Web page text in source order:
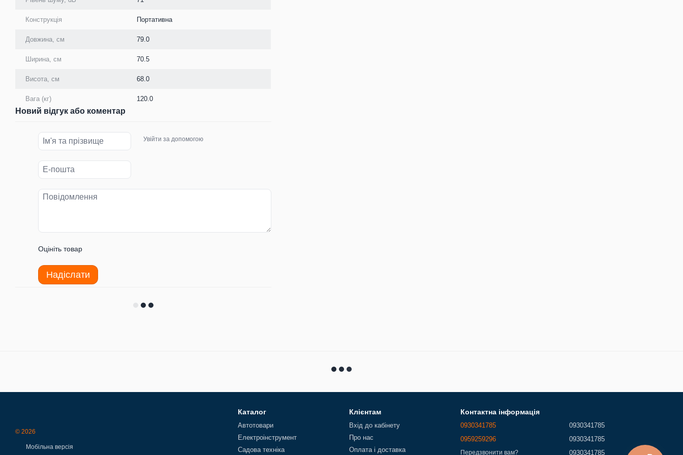
Конструкція Портативна
Довжина, см 79.0
Ширина, см 70.5
Висота, см 68.0
Вага (кг) 120.0
Новий відгук або коментар
Увійти за допомогою
Оцініть товар
Надіслати
© 2026
Мобільна версія
Каталог
Автотовари
Електроінструмент
Садова техніка
Клієнтам
Вхід до кабінету
Про нас
Оплата і доставка
Контактна інформація
0930341785
0959259296
Передзвонити вам?
0930341785
0930341785
0930341785